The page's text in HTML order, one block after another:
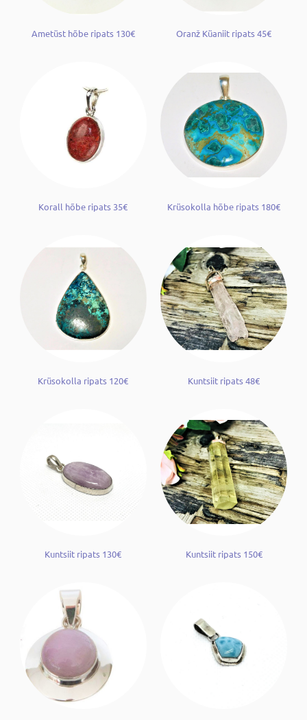
Ametüst hõbe ripats 130€ Oranž Küaniit ripats 45€
Korall hõbe ripats 35€ Krüsokolla hõbe ripats 180€
Krüsokolla ripats 120€ Kuntsiit ripats 48€
Kuntsiit ripats 130€ Kuntsiit ripats 150€